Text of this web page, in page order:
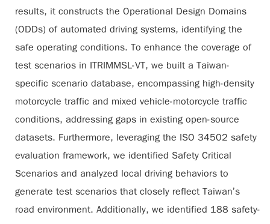
results, it constructs the Operational Design Domains
(ODDs) of automated driving systems, identifying the
safe operating conditions. To enhance the coverage of
test scenarios in ITRIMMSL-VT, we built a Taiwan-
specific scenario database, encompassing high-density
motorcycle traffic and mixed vehicle-motorcycle traffic
conditions, addressing gaps in existing open-source
datasets. Furthermore, leveraging the ISO 34502 safety
evaluation framework, we identified Safety Critical
Scenarios and analyzed local driving behaviors to
generate test scenarios that closely reflect Taiwan’s
road environment. Additionally, we identified 188 safety-